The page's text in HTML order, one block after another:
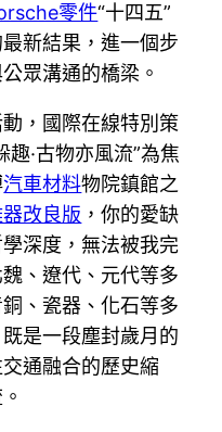
零件“十四五”
新結果，進一個步
眾溝通的橋梁。
，國際在線特別策
·古物亦風流”為焦
汽車材料物院鎮館之
改良版 ，你的愛缺
深度，無法被我完
、遼代、元代等多
、瓷器、化石等多
是一段塵封歲月的
通融合的歷史縮